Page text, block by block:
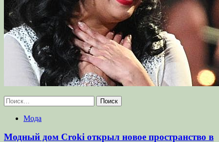
Найти:
Мода
Модный дом Croki открыл новое пространство в